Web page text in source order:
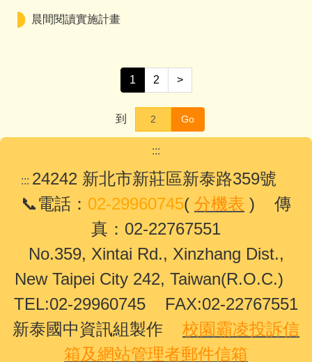
晨間閱讀實施計畫
1 2 >
到 Go
:::
::: 24242 新北市新莊區新泰路359號
📞電話： 02-29960745( 分機表 ) 傳
真：02-22767551
No.359, Xintai Rd., Xinzhang Dist.,
New Taipei City 242, Taiwan(R.O.C.)
TEL:02-29960745 FAX:02-22767551
新泰國中資訊組製作 校園霸凌投訴信
箱及網站管理者郵件信箱